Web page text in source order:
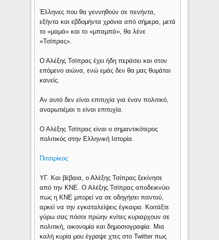
Έλληνες που θα γεννηθούν σε πενήντα,
εξήντα και εβδομήντα χρόνια από σήμερα, μετά
το «μαμά» και το «μπαμπά», θα λένε
«Τσίπρας».
Ο Αλέξης Τσίπρας έχει ήδη περάσει και στον
επόμενο αιώνα, ενώ εμάς δεν θα μας θυμάται
κανείς.
Αν αυτό δεν είναι επιτυχία για έναν πολιτικό,
αναρωτιέμαι τι είναι επιτυχία.
Ο Αλέξης Τσίπρας είναι ο σημαντικότερος
πολιτικός στην Ελληνική Ιστορία.
Πιτσιρίκος
ΥΓ. Και βέβαια, ο Αλέξης Τσίπρας ξεκίνησε
από την ΚΝΕ. Ο Αλέξης Τσίπρας αποδεικνύει
πως η ΚΝΕ μπορεί να σε οδηγήσει παντού,
αρκεί να την εγκαταλείψεις έγκαιρα. Κοιτάξτε
γύρω σας πόσοι πρώην κνίτες κυριαρχουν σε
πολιτική, οικονομία και δημοσιογραφία. Μια
καλή κυρία μου έγραψε χτες στο Twitter πως